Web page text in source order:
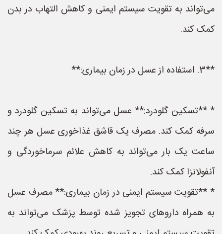
می‌تواند به تقویت سیستم ایمنی و کاهش التهاب در بدن
کمک کند.
**3. استفاده از عسل در زمان بیماری:**
* **تسکین گلودرد:** عسل می‌تواند به تسکین گلودرد و
سرفه کمک کند. مصرف یک قاشق غذاخوری عسل هر چند
ساعت یک بار می‌تواند به کاهش علائم سرماخوردگی و
آنفولانزا کمک کند.
* **تقویت سیستم ایمنی در زمان بیماری:** مصرف عسل
به همراه داروهای تجویز شده توسط پزشک می‌تواند به